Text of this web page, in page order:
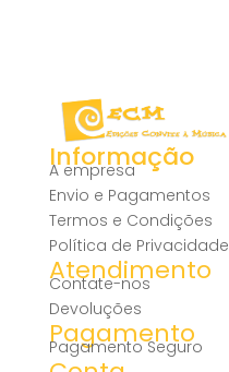
Informação
A empresa
Envio e Pagamentos
Termos e Condições
Política de Privacidade
Atendimento
Contate-nos
Devoluções
Pagamento
Pagamento Seguro